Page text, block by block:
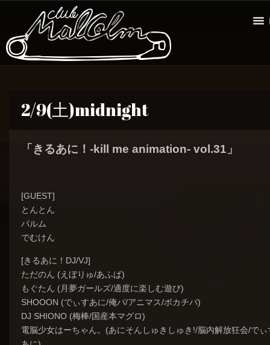
2/9(土)midnight
「きるあに！-kill me animation- vol.31」
[GUEST]
とんとん
パルム
でむけん
[きるあに！DJ/VJ]
ただのん (えぼりゅ/あふぱ)
もぐたん (月夢ガールズ/適度に楽しむ遊び)
SHOOON (でぃすあに/俺パ/アニマス/ボカチバ)
DJ SHIONO (梅棒/国産本マグロ)
電脳少女はーちゃん。(あにそんしゅきしゅき!/脳内解放狂会/でぃ